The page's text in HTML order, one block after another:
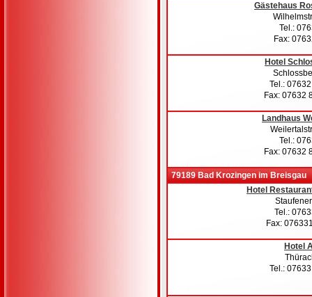
Gästehaus
Tel.:
Fax:
Hotel
Tel.:
Fax: 07632
Landhaus
Tel.:
Fax: 07632
79189 Bad Krozingen im Breisgau
Hotel
Tel.:
Fax:
Hotel
Tel.: